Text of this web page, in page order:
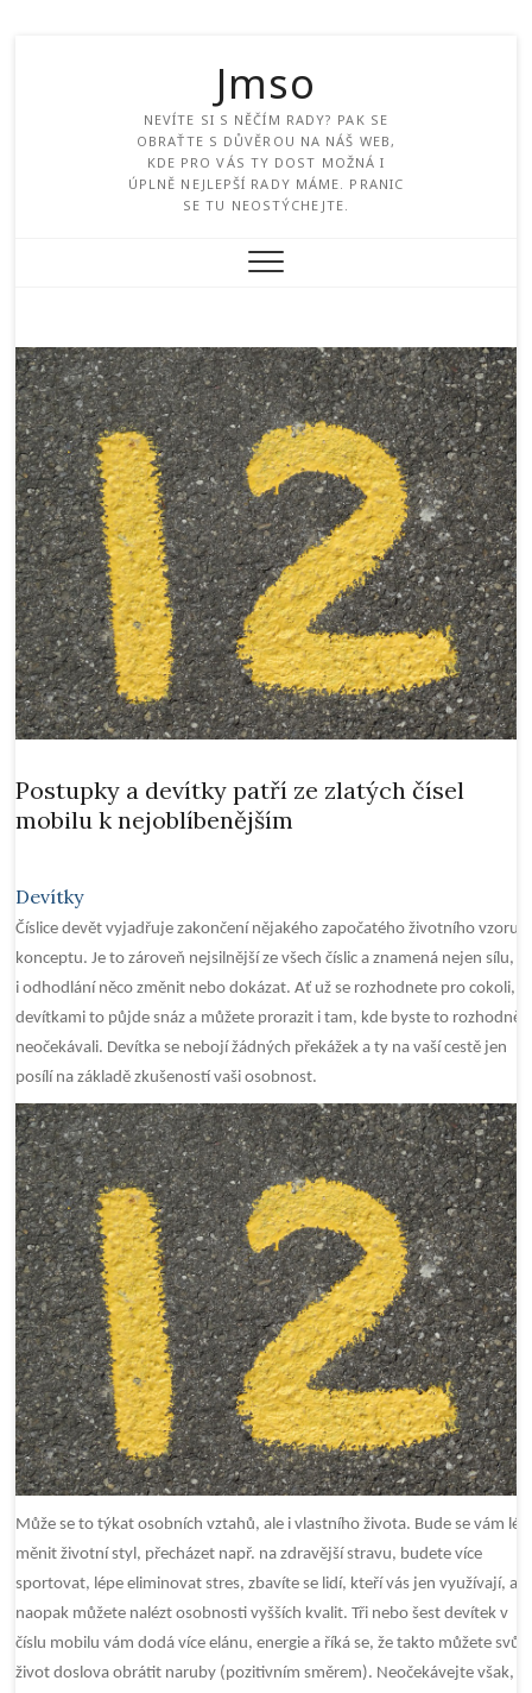
Jmso
NEVÍTE SI S NĚČÍM RADY? PAK SE
OBRAŤTE S DŮVĚROU NA NÁŠ WEB,
KDE PRO VÁS TY DOST MOŽNÁ I
ÚPLNĚ NEJLEPŠÍ RADY MÁME. PRANIC
SE TU NEOSTÝCHEJTE.
Postupky a devítky patří ze zlatých čísel
mobilu k nejoblíbenějším
Devítky
Číslice devět vyjadřuje zakončení nějakého započatého životního vzoru
konceptu. Je to zároveň nejsilnější ze všech číslic a znamená nejen sílu,
i odhodlání něco změnit nebo dokázat. Ať už se rozhodnete pro cokoli, s
devítkami to půjde snáz a můžete prorazit i tam, kde byste to rozhodně
neočekávali. Devítka se nebojí žádných překážek a ty na vaší cestě jen
posílí na základě zkušeností vaši osobnost.
Může se to týkat osobních vztahů, ale i vlastního života. Bude se vám
měnit životní styl, přecházet např. na zdravější stravu, budete více
sportovat, lépe eliminovat stres, zbavíte se lidí, kteří vás jen využívají, a
naopak můžete nalézt osobnosti vyšších kvalit. Tři nebo šest devítek v
číslu mobilu vám dodá více elánu, energie a říká se, že takto můžete svůj
život doslova obrátit naruby (pozitivním směrem). Neočekávejte však,